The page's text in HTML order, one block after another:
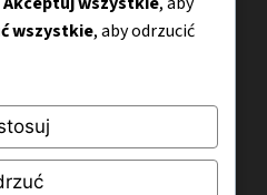
wszystkie, aby odrzucić